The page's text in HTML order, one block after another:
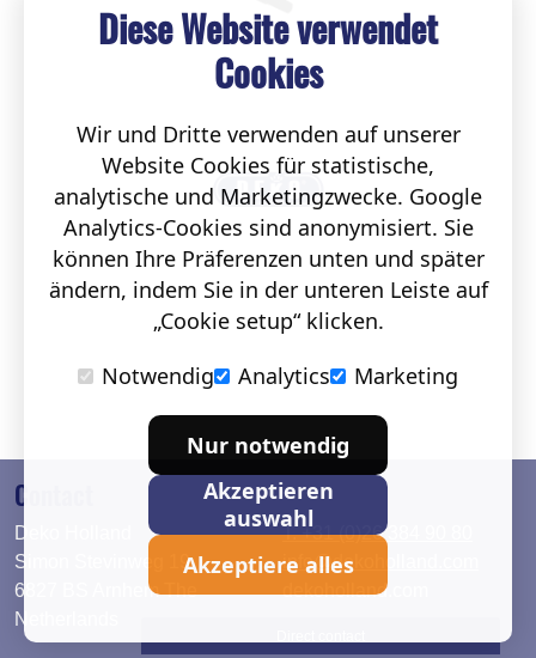
Contact
Deko Holland
Simon Stevinweg 19
6827 BS Arnhem The
Netherlands
T. +31 (0)26 384 90 80
info@dekoholland.com
dekoholland.com
Diese Website verwendet
Cookies
Wir und Dritte verwenden auf unserer
Website Cookies für statistische,
analytische und Marketingzwecke. Google
Analytics-Cookies sind anonymisiert. Sie
können Ihre Präferenzen unten und später
ändern, indem Sie in der unteren Leiste auf
„Cookie setup“ klicken.
Notwendig
Analytics Marketing
Nur notwendig
Akzeptieren
auswahl
Akzeptiere alles